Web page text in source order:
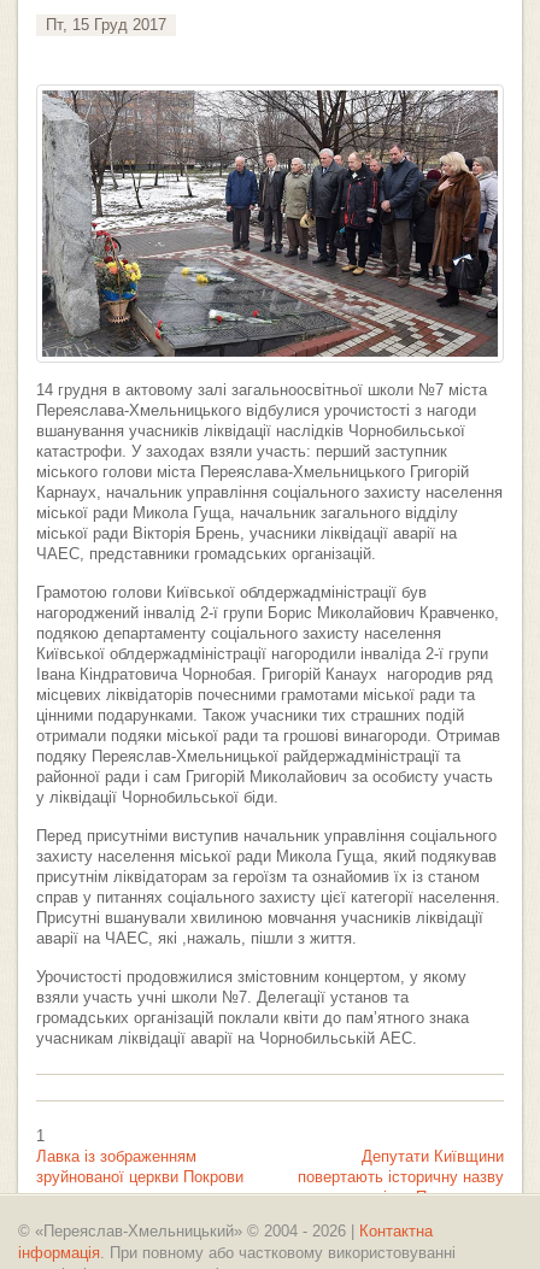
Пт, 15 Груд 2017
14 грудня в актовому залі загальноосвітньої школи №7 міста
Переяслава-Хмельницького відбулися урочистості з нагоди
вшанування учасників ліквідації наслідків Чорнобильської
катастрофи. У заходах взяли участь: перший заступник
міського голови міста Переяслава-Хмельницького Григорій
Карнаух, начальник управління соціального захисту населення
міської ради Микола Гуща, начальник загального відділу
міської ради Вікторія Брень, учасники ліквідації аварії на
ЧАЕС, представники громадських організацій.
Грамотою голови Київської облдержадміністрації був
нагороджений інвалід 2-ї групи Борис Миколайович Кравченко,
подякою департаменту соціального захисту населення
Київської облдержадміністрації нагородили інваліда 2-ї групи
Івана Кіндратовича Чорнобая. Григорій Канаух нагородив ряд
місцевих ліквідаторів почесними грамотами міської ради та
цінними подарунками. Також учасники тих страшних подій
отримали подяки міської ради та грошові винагороди. Отримав
подяку Переяслав-Хмельницької райдержадміністрації та
районної ради і сам Григорій Миколайович за особисту участь
у ліквідації Чорнобильської біди.
Перед присутніми виступив начальник управління соціального
захисту населення міської ради Микола Гуща, який подякував
присутнім ліквідаторам за героїзм та ознайомив їх із станом
справ у питаннях соціального захисту цієї категорії населення.
Присутні вшанували хвилиною мовчання учасників ліквідації
аварії на ЧАЕС, які ,нажаль, пішли з життя.
Урочистості продовжилися змістовним концертом, у якому
взяли участь учні школи №7. Делегації установ та
громадських організацій поклали квіти до пам’ятного знака
учасникам ліквідації аварії на Чорнобильській АЕС.
1
Лавка із зображенням
зруйнованої церкви Покрови
Депутати Київщини
повертають історичну назву
місту Переяславу
© «Переяслав-Хмельницький» © 2004 - 2026 |
Контактна
інформація. При повному або частковому використовуванні